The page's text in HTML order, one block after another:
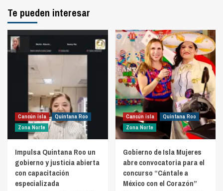
Te pueden interesar
Cancún isla
Quintana Roo
Zona Norte
Impulsa Quintana Roo un
gobierno y justicia abierta
con capacitación
especializada
Cancún isla
Quintana Roo
Zona Norte
Gobierno de Isla Mujeres
abre convocatoria para el
concurso “Cántale a
México con el Corazón”